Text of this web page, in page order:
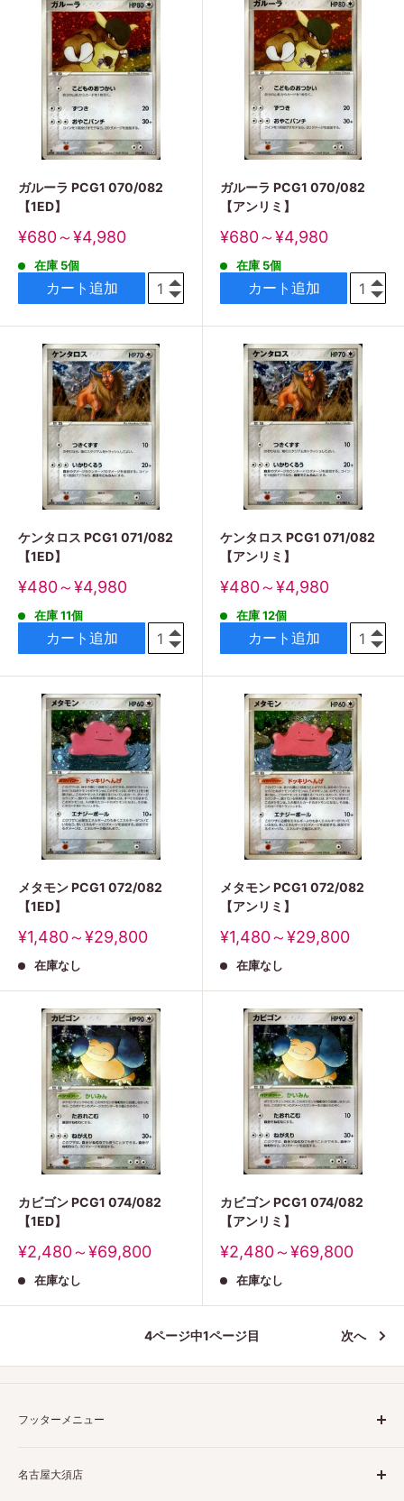
ガルーラ PCG1 070/082
【1ED】
販
価
¥680～¥4,980
在庫 5個
カート追加
ガルーラ PCG1 070/082
【アンリミ】
販
価
¥680～¥4,980
在庫 5個
カート追加
ケンタロス PCG1 071/082
【1ED】
販
価
¥480～¥4,980
在庫 11個
カート追加
ケンタロス PCG1 071/082
【アンリミ】
販
価
¥480～¥4,980
在庫 12個
カート追加
メタモン PCG1 072/082
【1ED】
販
価
¥1,480～¥29,800
在庫なし
メタモン PCG1 072/082
【アンリミ】
販
価
¥1,480～¥29,800
在庫なし
カビゴン PCG1 074/082
【1ED】
販
価
¥2,480～¥69,800
在庫なし
カビゴン PCG1 074/082
【アンリミ】
販
価
¥2,480～¥69,800
在庫なし
4ページ中1ページ目 次へ
フッターメニュー
特定商取引法表示
名古屋大須店